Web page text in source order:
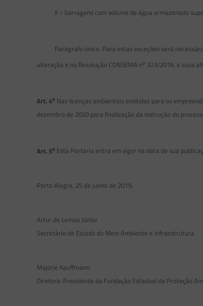
II – barragens com volume de água armazenado
Parágrafo único. Para estas exceções será necessária
alteração e na Resolução CONSEMA no 323/2016, e suas
Art. 4o Nas licenças ambientais emitidas para os
dezembro de 2020 para finalização da instrução do
Art. 5o Esta Portaria entra em vigor na data de sua
Porto Alegre, 25 de junho de 2019.
Artur de Lemos Júnior
Secretário de Estado do Meio Ambiente e Infraestrutura
Majorie Kauffmann
Diretora-Presidente da Fundação Estadual de Proteção